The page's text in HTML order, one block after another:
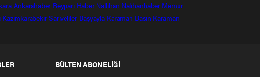
Ankarahaber Beyparı Haber Nallıhan Nalıhanhaber Memur
Kazımkarabekir Sarıveliler Başyayla Karaman Basın Karaman
BÜLTEN ABONELİĞİ